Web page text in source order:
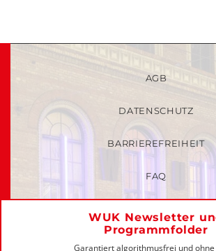
WUK Newsletter
Programmfolder
Garantiert algorithmusfrei und ohne
AGB
DATENSCHUTZ
BARRIEREFREIHEIT
FAQ